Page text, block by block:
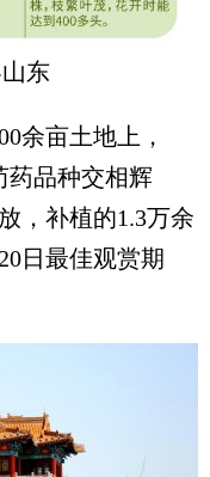
东
亩土地上，
药品种交相辉
，补植的1.3万余
日最佳观赏期